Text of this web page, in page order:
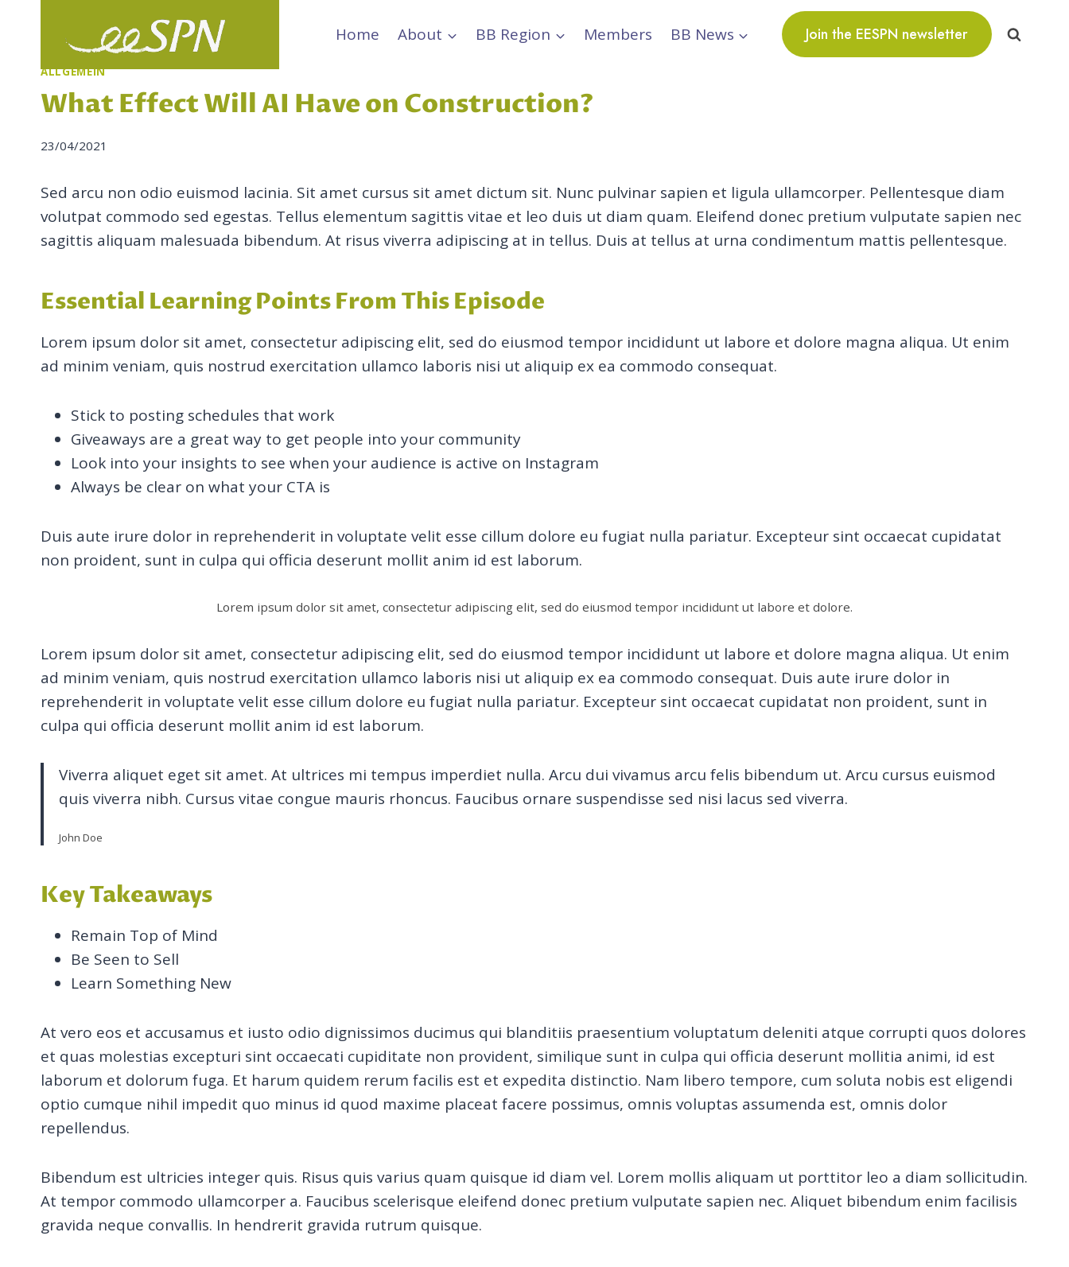
Home About BB Region Members BB News Join the EESPN newsletter
ALLGEMEIN
What Effect Will AI Have on Construction?
23/04/2021
Sed arcu non odio euismod lacinia. Sit amet cursus sit amet dictum sit. Nunc pulvinar sapien et ligula ullamcorper. Pellentesque diam
volutpat commodo sed egestas. Tellus elementum sagittis vitae et leo duis ut diam quam. Eleifend donec pretium vulputate sapien nec
sagittis aliquam malesuada bibendum. At risus viverra adipiscing at in tellus. Duis at tellus at urna condimentum mattis pellentesque.
Essential Learning Points From This Episode
Lorem ipsum dolor sit amet, consectetur adipiscing elit, sed do eiusmod tempor incididunt ut labore et dolore magna aliqua. Ut enim
ad minim veniam, quis nostrud exercitation ullamco laboris nisi ut aliquip ex ea commodo consequat.
Stick to posting schedules that work
Giveaways are a great way to get people into your community
Look into your insights to see when your audience is active on Instagram
Always be clear on what your CTA is
Duis aute irure dolor in reprehenderit in voluptate velit esse cillum dolore eu fugiat nulla pariatur. Excepteur sint occaecat cupidatat
non proident, sunt in culpa qui officia deserunt mollit anim id est laborum.
Lorem ipsum dolor sit amet, consectetur adipiscing elit, sed do eiusmod tempor incididunt ut labore et dolore.
Lorem ipsum dolor sit amet, consectetur adipiscing elit, sed do eiusmod tempor incididunt ut labore et dolore magna aliqua. Ut enim
ad minim veniam, quis nostrud exercitation ullamco laboris nisi ut aliquip ex ea commodo consequat. Duis aute irure dolor in
reprehenderit in voluptate velit esse cillum dolore eu fugiat nulla pariatur. Excepteur sint occaecat cupidatat non proident, sunt in
culpa qui officia deserunt mollit anim id est laborum.
Viverra aliquet eget sit amet. At ultrices mi tempus imperdiet nulla. Arcu dui vivamus arcu felis bibendum ut. Arcu cursus euismod
quis viverra nibh. Cursus vitae congue mauris rhoncus. Faucibus ornare suspendisse sed nisi lacus sed viverra.
John Doe
Key Takeaways
Remain Top of Mind
Be Seen to Sell
Learn Something New
At vero eos et accusamus et iusto odio dignissimos ducimus qui blanditiis praesentium voluptatum deleniti atque corrupti quos dolores
et quas molestias excepturi sint occaecati cupiditate non provident, similique sunt in culpa qui officia deserunt mollitia animi, id est
laborum et dolorum fuga. Et harum quidem rerum facilis est et expedita distinctio. Nam libero tempore, cum soluta nobis est eligendi
optio cumque nihil impedit quo minus id quod maxime placeat facere possimus, omnis voluptas assumenda est, omnis dolor
repellendus.
Bibendum est ultricies integer quis. Risus quis varius quam quisque id diam vel. Lorem mollis aliquam ut porttitor leo a diam sollicitudin.
At tempor commodo ullamcorper a. Faucibus scelerisque eleifend donec pretium vulputate sapien nec. Aliquet bibendum enim facilisis
gravida neque convallis. In hendrerit gravida rutrum quisque.